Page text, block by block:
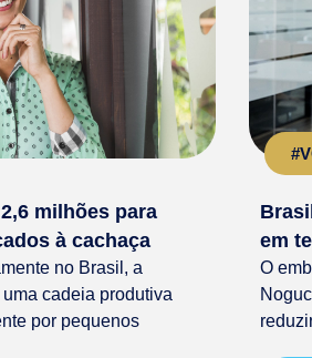
milhões para
à cachaça
no Brasil, a
cadeia produtiva
por pequenos
em
O